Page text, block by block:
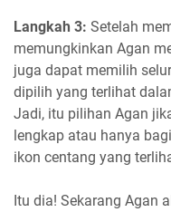
Langkah 3: Setelah
memungkinkan Agan
juga dapat memilih
dipilih yang terlihat
Jadi, itu pilihan Agan
lengkap atau hanya
ikon centang yang
Itu dia! Sekarang Agan